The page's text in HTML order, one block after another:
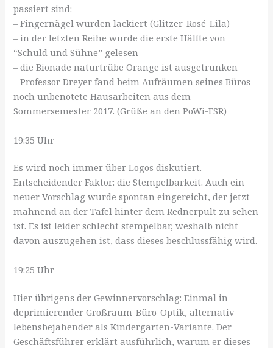
passiert sind:
– Fingernägel wurden lackiert (Glitzer-Rosé-Lila)
– in der letzten Reihe wurde die erste Hälfte von
“Schuld und Sühne” gelesen
– die Bionade naturtrübe Orange ist ausgetrunken
– Professor Dreyer fand beim Aufräumen seines Büros
noch unbenotete Hausarbeiten aus dem
Sommersemester 2017. (Grüße an den PoWi-FSR)
19:35 Uhr
Es wird noch immer über Logos diskutiert.
Entscheidender Faktor: die Stempelbarkeit. Auch ein
neuer Vorschlag wurde spontan eingereicht, der jetzt
mahnend an der Tafel hinter dem Rednerpult zu sehen
ist. Es ist leider schlecht stempelbar, weshalb nicht
davon auszugehen ist, dass dieses beschlussfähig wird.
19:25 Uhr
Hier übrigens der Gewinnervorschlag: Einmal in
deprimierender Großraum-Büro-Optik, alternativ
lebensbejahender als Kindergarten-Variante. Der
Geschäftsführer erklärt ausführlich, warum er dieses